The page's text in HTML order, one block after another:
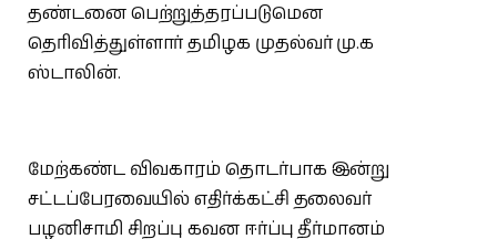
தண்டனை பெற்றுத்தரப்படுமென
தெரிவித்துள்ளார் தமிழக முதல்வர் மு.க
ஸ்டாலின்.
மேற்கண்ட விவகாரம் தொடர்பாக இன்று
சட்டப்பேரவையில் எதிர்க்கட்சி தலைவர்
பழனிசாமி சிறப்பு கவன ஈர்ப்பு தீர்மானம்